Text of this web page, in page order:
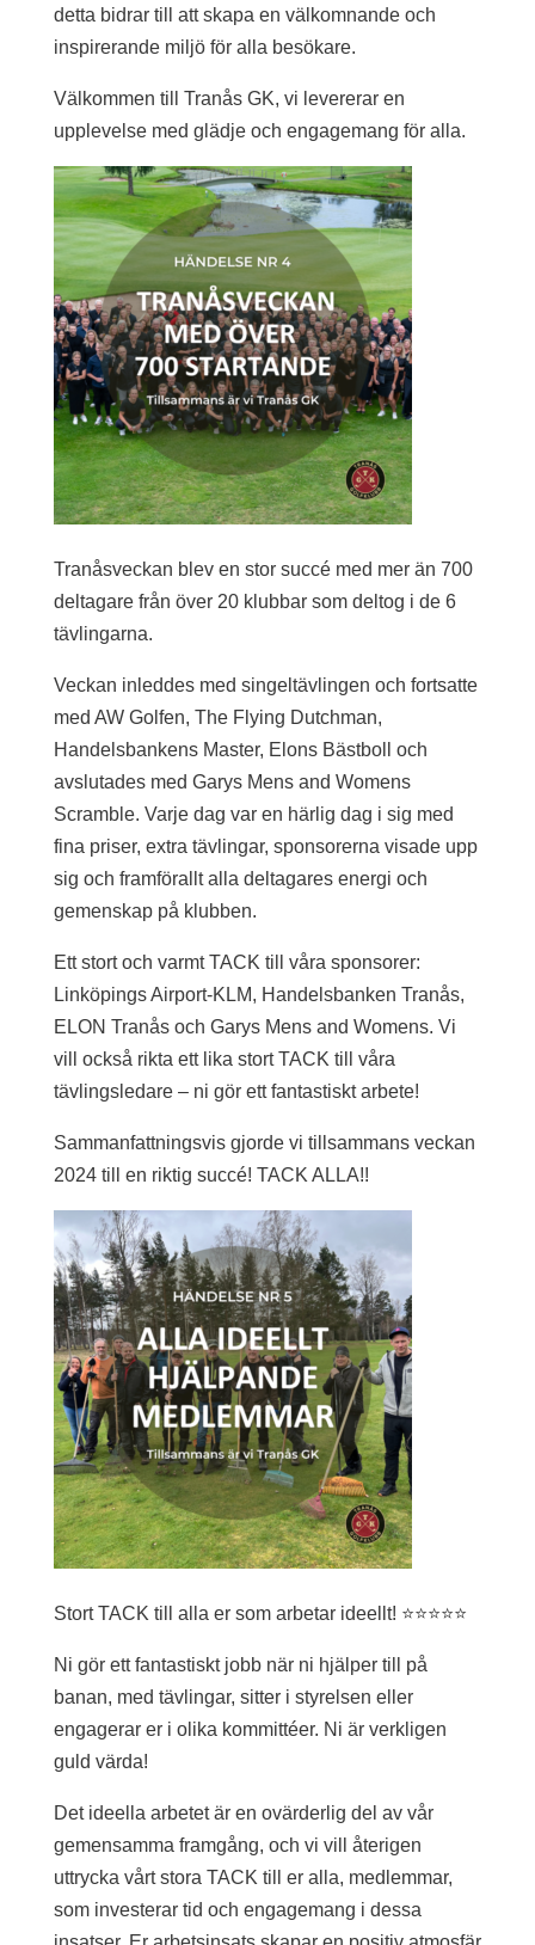
detta bidrar till att skapa en välkomnande och
inspirerande miljö för alla besökare.
Välkommen till Tranås GK, vi levererar en
upplevelse med glädje och engagemang för alla.
Tranåsveckan blev en stor succé med mer än 700
deltagare från över 20 klubbar som deltog i de 6
tävlingarna.
Veckan inleddes med singeltävlingen och fortsatte
med AW Golfen, The Flying Dutchman,
Handelsbankens Master, Elons Bästboll och
avslutades med Garys Mens and Womens
Scramble. Varje dag var en härlig dag i sig med
fina priser, extra tävlingar, sponsorerna visade upp
sig och framförallt alla deltagares energi och
gemenskap på klubben.
Ett stort och varmt TACK till våra sponsorer:
Linköpings Airport-KLM, Handelsbanken Tranås,
ELON Tranås och Garys Mens and Womens. Vi
vill också rikta ett lika stort TACK till våra
tävlingsledare – ni gör ett fantastiskt arbete!
Sammanfattningsvis gjorde vi tillsammans veckan
2024 till en riktig succé! TACK ALLA!!
Stort TACK till alla er som arbetar ideellt! ⭐️⭐️⭐️⭐️⭐️
Ni gör ett fantastiskt jobb när ni hjälper till på
banan, med tävlingar, sitter i styrelsen eller
engagerar er i olika kommittéer. Ni är verkligen
guld värda!
Det ideella arbetet är en ovärderlig del av vår
gemensamma framgång, och vi vill återigen
uttrycka vårt stora TACK till er alla, medlemmar,
som investerar tid och engagemang i dessa